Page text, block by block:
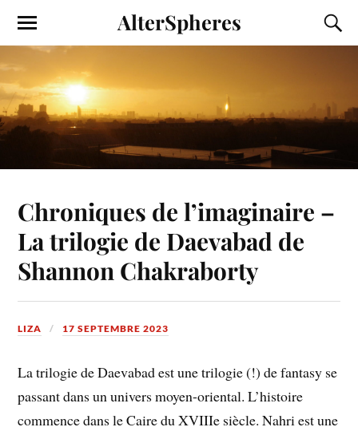
AlterSpheres
Chroniques de l’imaginaire –
La trilogie de Daevabad de
Shannon Chakraborty
LIZA 17 SEPTEMBRE 2023
La trilogie de Daevabad est une trilogie (!) de fantasy se
passant dans un univers moyen-oriental. L’histoire
commence dans le Caire du XVIIIe siècle. Nahri est une